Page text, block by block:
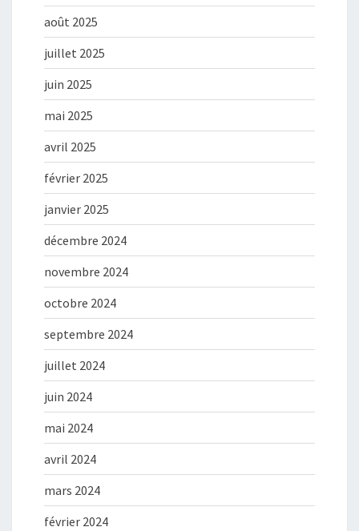
août 2025
juillet 2025
juin 2025
mai 2025
avril 2025
février 2025
janvier 2025
décembre 2024
novembre 2024
octobre 2024
septembre 2024
juillet 2024
juin 2024
mai 2024
avril 2024
mars 2024
février 2024